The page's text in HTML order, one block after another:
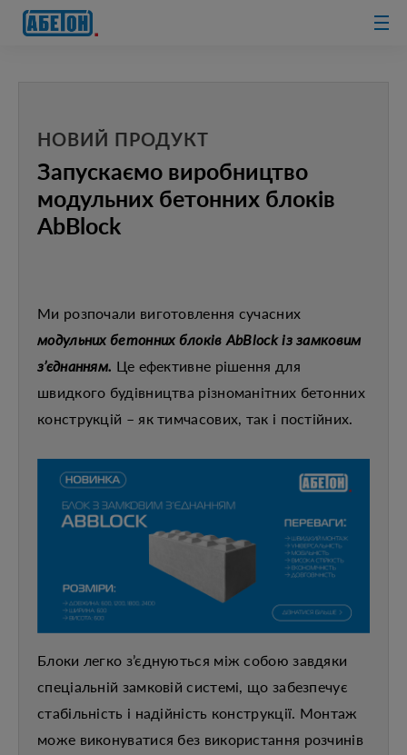
очисні споруди
НОВИЙ ПРОДУКТ
Запускаємо виробництво
модульних бетонних блоків
AbBlock
Ми розпочали виготовлення сучасних
модульних бетонних блоків AbBlock із замковим
з’єднанням. Це ефективне рішення для
швидкого будівництва різноманітних бетонних
конструкцій – як тимчасових, так і постійних.
Блоки легко з’єднуються між собою завдяки
спеціальній замковій системі, що забезпечує
стабільність і надійність конструкції. Монтаж
може виконуватися без використання розчинів